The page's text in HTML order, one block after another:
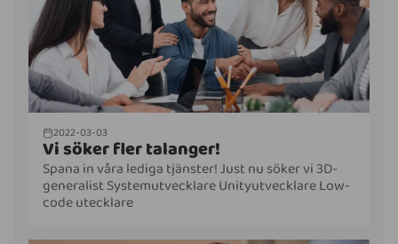
2022-03-03
Vi söker fler talanger!
Spana in våra lediga tjänster! Just nu söker vi 3D-
generalist Systemutvecklare Unityutvecklare Low-
code utecklare